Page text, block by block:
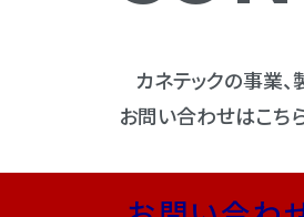
カネテックの事業
お問い合わせはこち